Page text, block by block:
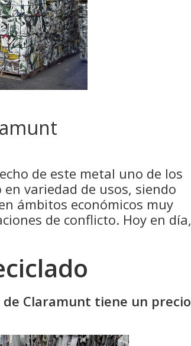
de este metal uno de los
variedad de usos, siendo
ámbitos económicos muy
de conflicto. Hoy en día,
de Claramunt tiene un precio